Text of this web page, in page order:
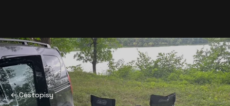
← Cestopisy